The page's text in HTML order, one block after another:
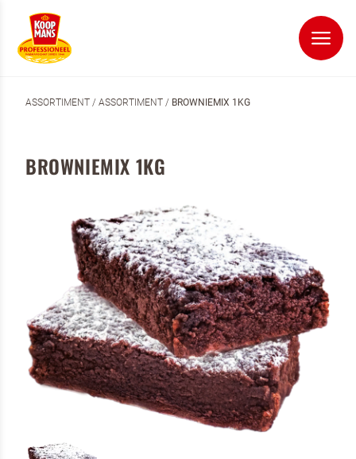
ASSORTIMENT / ASSORTIMENT / BROWNIEMIX 1KG
BROWNIEMIX 1KG
Neem contact met ons op